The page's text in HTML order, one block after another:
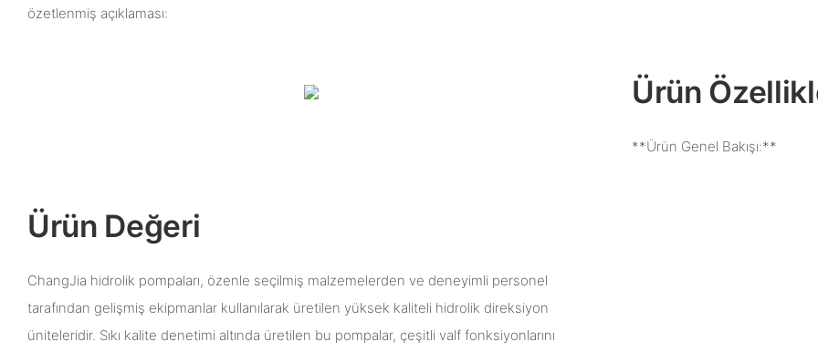
özetlenmiş açıklaması:
Ürün
**Ürün Genel Bakışı:**
Ürün Değeri
ChangJia hidrolik pompaları, özenle seçilmiş malzemelerden ve deneyimli personel
tarafından gelişmiş ekipmanlar kullanılarak üretilen yüksek kaliteli hidrolik direksiyon
üniteleridir. Sıkı kalite denetimi altında üretilen bu pompalar, çeşitli valf fonksiyonlarını